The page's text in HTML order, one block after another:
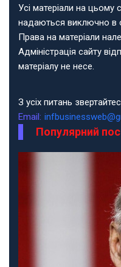
Усі матеріали на цьому
надаються виключно в
Права на матеріали
Адміністрація сайту
матеріалу не несе.
З усіх питань
Email:
Популярний